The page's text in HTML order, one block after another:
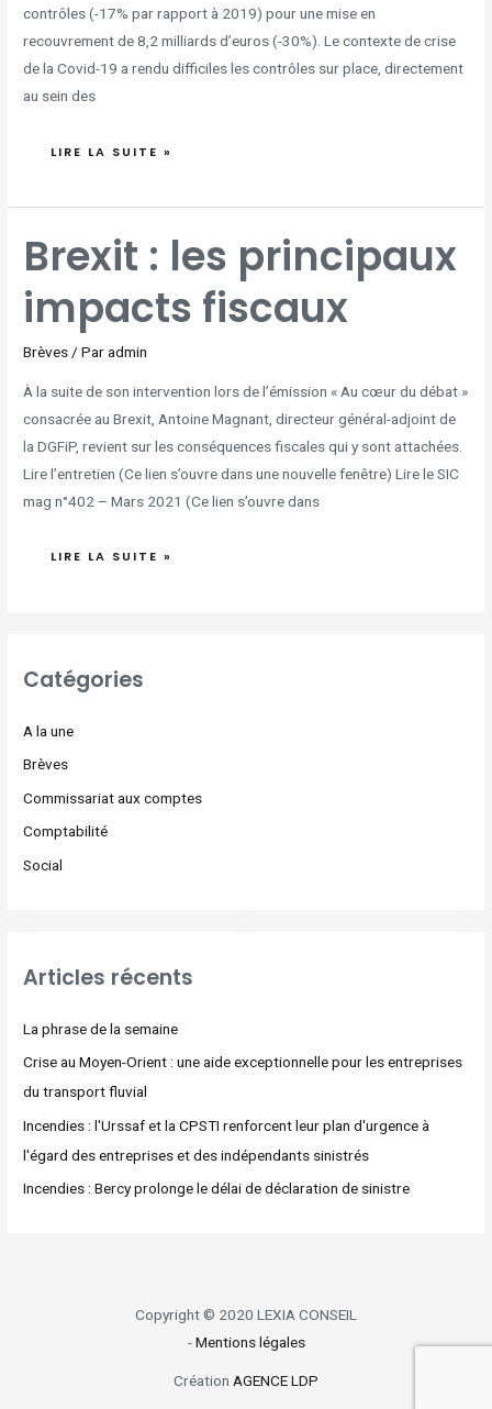
contrôles (-17% par rapport à 2019) pour une mise en
recouvrement de 8,2 milliards d’euros (-30%). Le contexte de crise
de la Covid-19 a rendu difficiles les contrôles sur place, directement
au sein des
LIRE LA SUITE »
Brexit : les principaux
impacts fiscaux
Brèves/ Paradmin
À la suite de son intervention lors de l’émission « Au cœur du débat »
consacrée au Brexit, Antoine Magnant, directeur général-adjoint de
la DGFiP, revient sur les conséquences fiscales qui y sont attachées.
Lire l’entretien (Ce lien s’ouvre dans une nouvelle fenêtre) Lire le SIC
mag n°402 – Mars 2021 (Ce lien s’ouvre dans
:
LES
PRINCIPAUX
LIRE LA SUITE »
Catégories
A la une
Brèves
Commissariat aux comptes
Comptabilité
Social
Articles récents
La phrase de la semaine
Crise au Moyen-Orient : une aide exceptionnelle pour les entreprises
du transport fluvial
Incendies : l'Urssaf et la CPSTI renforcent leur plan d'urgence à
l'égard des entreprises et des indépendants sinistrés
Incendies : Bercy prolonge le délai de déclaration de sinistre
Copyright © 2020 LEXIA CONSEIL
-Mentions légales
Création AGENCE LDP